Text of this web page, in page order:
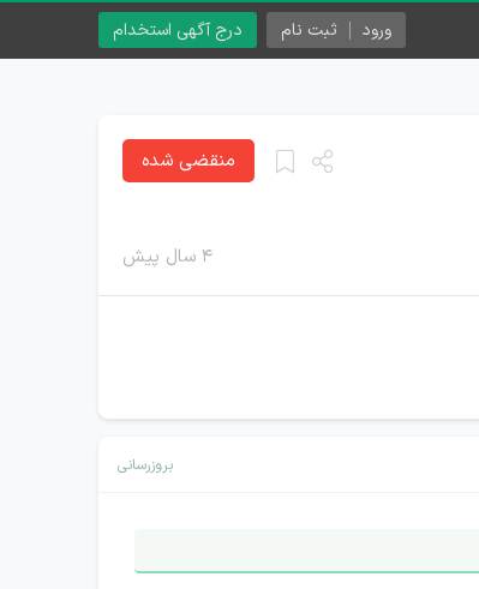
درج آگهی استخدام ورود ثبت نام
۴ سال پیش
منقضی شده
بروزرسانی